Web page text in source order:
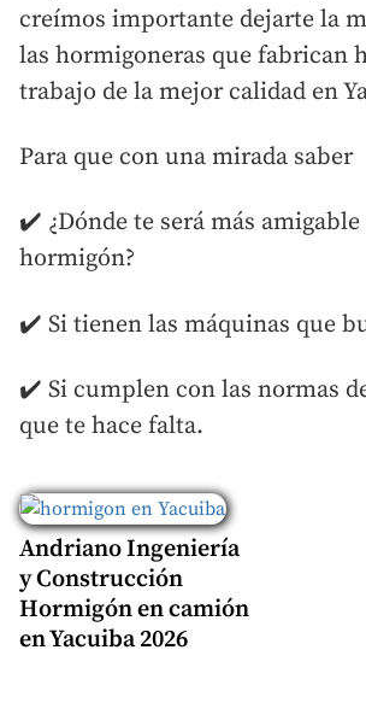
creímos importante dejarte la
las hormigoneras que fabrican
trabajo de la mejor calidad en
Para que con una mirada saber
✔️ ¿Dónde te será más
hormigón?
✔️ Si tienen las máquinas que
✔️ Si cumplen con las normas
que te hace falta.
Andriano Ingeniería
y Construcción
Hormigón en camión
en Yacuiba 2026